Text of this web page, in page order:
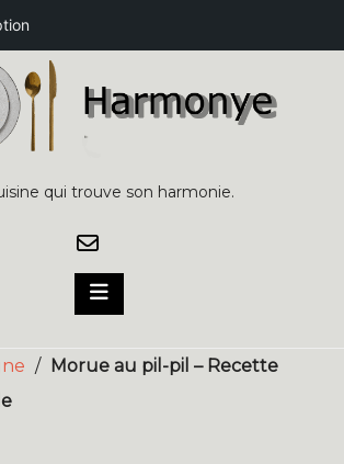
qui trouve son harmonie.
/
Morue au pil-pil – Recette